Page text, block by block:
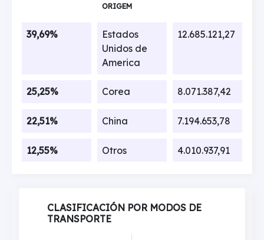
ORIGEM
39,69%
Estados
Unidos de
America
12.685.121,27
25,25% Corea 8.071.387,42
22,51% China 7.194.653,78
12,55% Otros 4.010.937,91
CLASIFICACIÓN POR MODOS DE
TRANSPORTE